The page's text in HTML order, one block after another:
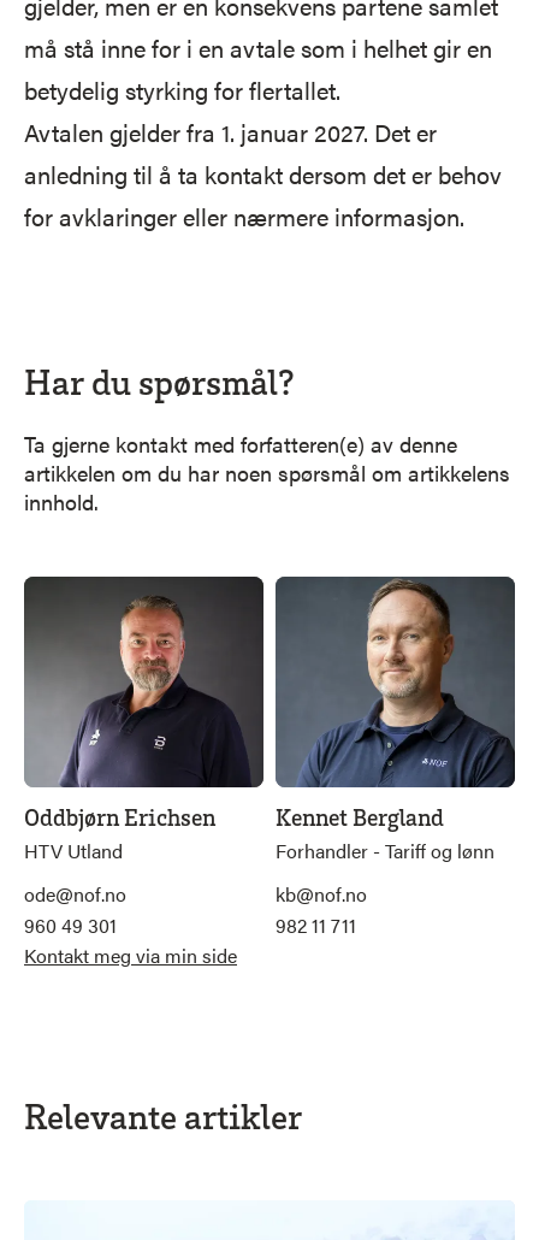
må stå inne for i en avtale som i helhet gir en
betydelig styrking for flertallet.
Avtalen gjelder fra 1. januar 2027. Det er
anledning til å ta kontakt dersom det er behov
for avklaringer eller nærmere informasjon.
Har du spørsmål?
Ta gjerne kontakt med forfatteren(e) av denne
artikkelen om du har noen spørsmål om artikkelens
innhold.
Oddbjørn Erichsen
HTV Utland
ode@nof.no
960 49 301
Kontakt meg via min side
Kennet Bergland
Forhandler - Tariff og lønn
kb@nof.no
982 11 711
Relevante artikler